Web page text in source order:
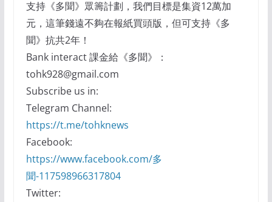
支持《多聞》眾籌計劃，我們目標是集資12萬加
元，這筆錢遠不夠在報紙買頭版，但可支持《多
聞》抗共2年！
Bank interact 課金給《多聞》：
tohk928@gmail.com
Subscribe us in:
Telegram Channel:
https://t.me/tohknews
Facebook:
https://www.facebook.com/多
聞-117598966317804
Twitter: